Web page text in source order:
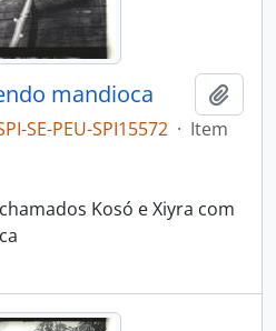
mandioca
SE-PEU-SPI15572 · Item
Kosó e Xiyra com